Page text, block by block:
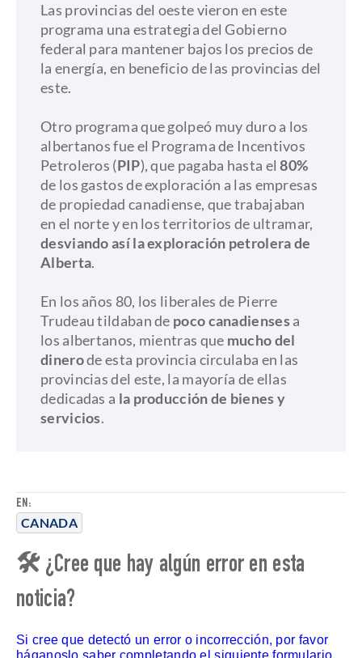
EN:
CANADA
Las provincias del oeste vieron en este
programa una estrategia del Gobierno
federal para mantener bajos los precios de
la energía, en beneficio de las provincias del
este.
Otro programa que golpeó muy duro a los
albertanos fue el Programa de Incentivos
Petroleros (PIP), que pagaba hasta el80%
de los gastos de exploración a las empresas
de propiedad canadiense, que trabajaban
en el norte y en los territorios de ultramar,
desviando así la exploración petrolera de
Alberta.
En los años 80, los liberales de Pierre
Trudeau tildaban de poco canadiensesa
los albertanos, mientras que mucho del
dinerode esta provincia circulaba en las
provincias del este, la mayoría de ellas
dedicadas a la producción de bienes y
servicios.
🛠 ¿Cree que hay algún error en esta
noticia?
Si cree que detectó un error o incorrección, por favor
háganoslo saber completando el siguiente formulario.